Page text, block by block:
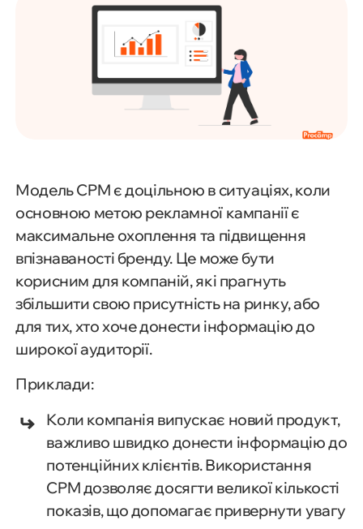
Модель CPM є доцільною в ситуаціях, коли
основною метою рекламної кампанії є
максимальне охоплення та підвищення
впізнаваності бренду. Це може бути
корисним для компаній, які прагнуть
збільшити свою присутність на ринку, або
для тих, хто хоче донести інформацію до
широкої аудиторії.
Приклади:
Коли компанія випускає новий продукт,
важливо швидко донести інформацію до
потенційних клієнтів. Використання
CPM дозволяє досягти великої кількості
показів, що допомагає привернути увагу